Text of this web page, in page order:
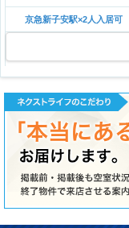
京急新子安駅×2人入居可